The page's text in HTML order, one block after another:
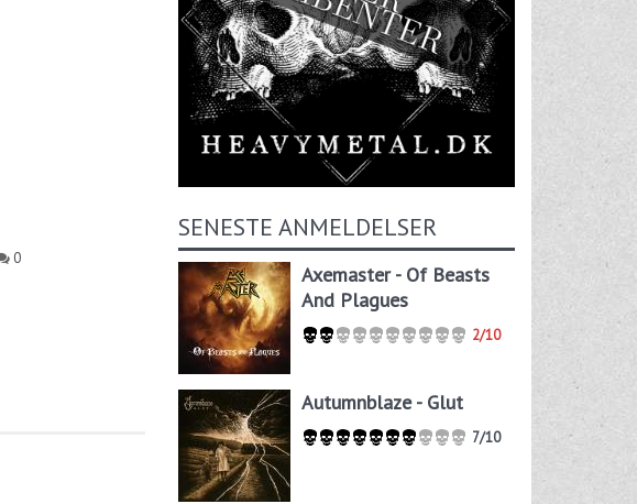
0
SENESTE ANMELDELSER
Axemaster - Of Beasts
And Plagues
2/10
Autumnblaze - Glut
7/10